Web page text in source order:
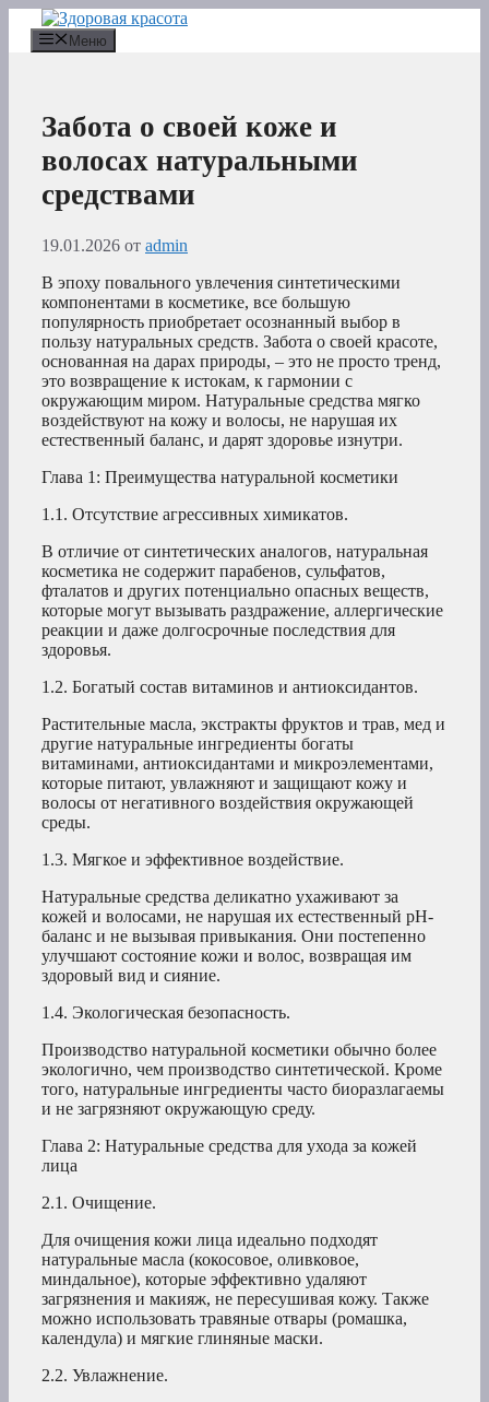
Перейти
содержимому
Меню
Забота о своей коже и
волосах натуральными
средствами
19.01.2026 от admin
В эпоху повального увлечения синтетическими
компонентами в косметике, все большую
популярность приобретает осознанный выбор в
пользу натуральных средств. Забота о своей красоте,
основанная на дарах природы, – это не просто тренд,
это возвращение к истокам, к гармонии с
окружающим миром. Натуральные средства мягко
воздействуют на кожу и волосы, не нарушая их
естественный баланс, и дарят здоровье изнутри.
Глава 1: Преимущества натуральной косметики
1.1. Отсутствие агрессивных химикатов.
В отличие от синтетических аналогов, натуральная
косметика не содержит парабенов, сульфатов,
фталатов и других потенциально опасных веществ,
которые могут вызывать раздражение, аллергические
реакции и даже долгосрочные последствия для
здоровья.
1.2. Богатый состав витаминов и антиоксидантов.
Растительные масла, экстракты фруктов и трав, мед и
другие натуральные ингредиенты богаты
витаминами, антиоксидантами и микроэлементами,
которые питают, увлажняют и защищают кожу и
волосы от негативного воздействия окружающей
среды.
1.3. Мягкое и эффективное воздействие.
Натуральные средства деликатно ухаживают за
кожей и волосами, не нарушая их естественный pH-
баланс и не вызывая привыкания. Они постепенно
улучшают состояние кожи и волос, возвращая им
здоровый вид и сияние.
1.4. Экологическая безопасность.
Производство натуральной косметики обычно более
экологично, чем производство синтетической. Кроме
того, натуральные ингредиенты часто биоразлагаемы
и не загрязняют окружающую среду.
Глава 2: Натуральные средства для ухода за кожей
лица
2.1. Очищение.
Для очищения кожи лица идеально подходят
натуральные масла (кокосовое, оливковое,
миндальное), которые эффективно удаляют
загрязнения и макияж, не пересушивая кожу. Также
можно использовать травяные отвары (ромашка,
календула) и мягкие глиняные маски.
2.2. Увлажнение.